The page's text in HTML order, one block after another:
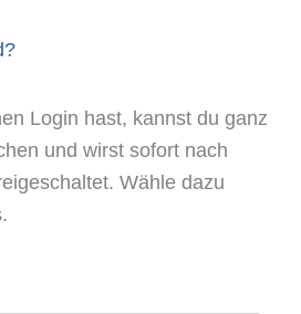
Login hast, kannst du ganz
und wirst sofort nach
Wähle dazu